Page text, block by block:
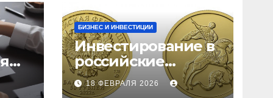
БИЗНЕС И ИНВЕСТИЦИИ
Инвестирование в
российские
золотые монеты:
подробное
18 ФЕВРАЛЯ 2026